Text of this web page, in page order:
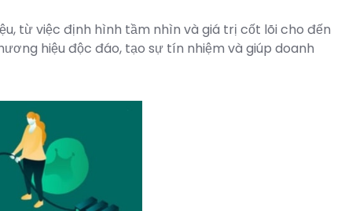
từ việc định hình tầm nhìn và giá trị cốt lõi cho đến
hiệu độc đáo, tạo sự tín nhiệm và giúp doanh